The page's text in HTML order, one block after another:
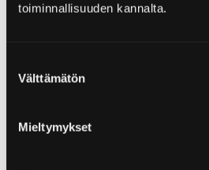
toiminnallisuuden kannalta.
valinta
Välttämätön
Mieltymykset